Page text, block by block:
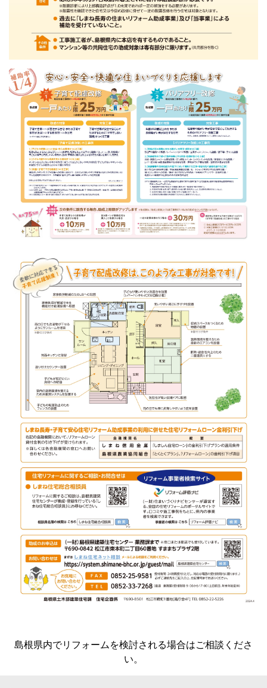
島根県内でリフォームを検討される場合はご相談くださ
い。